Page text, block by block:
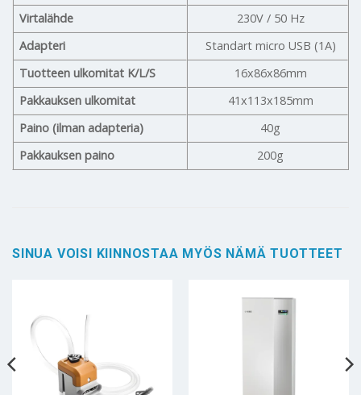
Virtalähde
230V / 50 Hz
Adapteri
Standart micro USB (1A)
Tuotteen ulkomitat K/L/S
16x86x86mm
Pakkauksen ulkomitat
41x113x185mm
Paino (ilman adapteria)
40g
Pakkauksen paino
200g
SINUA VOISI KIINNOSTAA MYÖS NÄMÄ TUOTTEET